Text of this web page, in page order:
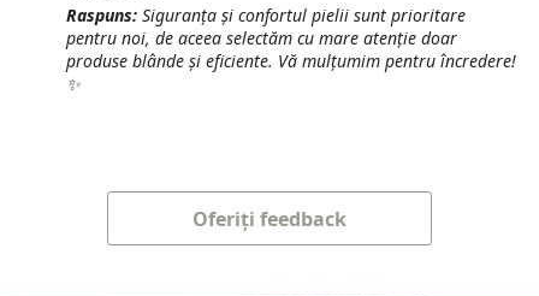
Raspuns: Siguranța și confortul pielii sunt prioritare
pentru noi, de aceea selectăm cu mare atenție doar
produse blânde și eficiente. Vă mulțumim pentru încredere!
✨
Oferiți feedback